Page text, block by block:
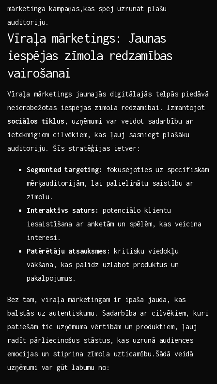
mārketinga‍ kampaņas,kas spēj uzrunāt plašu
auditoriju.
Vīraļa mārketings: Jaunas
iespējas zīmola redzamības
vairošanai
Vīraļa mārketings ‍jaunajās digitālajās telpās ⁢piedāvā
neierobežotas iespējas zīmola redzamībai. ​Izmantojot
sociālos tīklus , uzņēmumi var veidot sadarbību ar⁣
ietekmīgiem cilvēkiem, kas ļauj sasniegt plašāku
auditoriju. Šīs stratēģijas ietver:
Segmented targeting:
fokusējoties⁤ uz ‍specifiskām
mērķauditorijām, lai‌ palielinātu saistību ar
‌zīmolu.
Interaktīvs saturs:
potenciālo klientu
iesaistīšana ar anketām un​ spēlēm,‌ kas veicina
interesi.
Patērētāju atsauksmes: kritisku viedokļu
‌vākšana, kas palīdz uzlabot produktus‍ un
⁣pakalpojumus.
Bez ​tam,⁣ vīraļa mārketingam ir īpaša jauda, kas
balstās uz autentiskumu. Sadarbība ‌ar cilvēkiem, kuri⁢
patiešām tic uzņēmuma vērtībām un⁣ produktiem, ļauj
radīt​ pārliecinošus stāstus, kas uzrunā audiences‌
emocijas ‍un stiprina zīmola uzticamību.Šādā veidā
uzņēmumi var⁤ gūt labumu no: